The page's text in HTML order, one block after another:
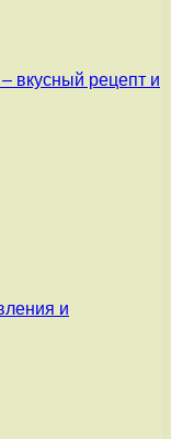
вкусный рецепт и
и